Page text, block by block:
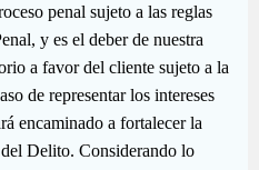
penal sujeto a las reglas
y es el deber de nuestra
a favor del cliente sujeto a la
de representar los intereses
encaminado a fortalecer la
Delito. Considerando lo